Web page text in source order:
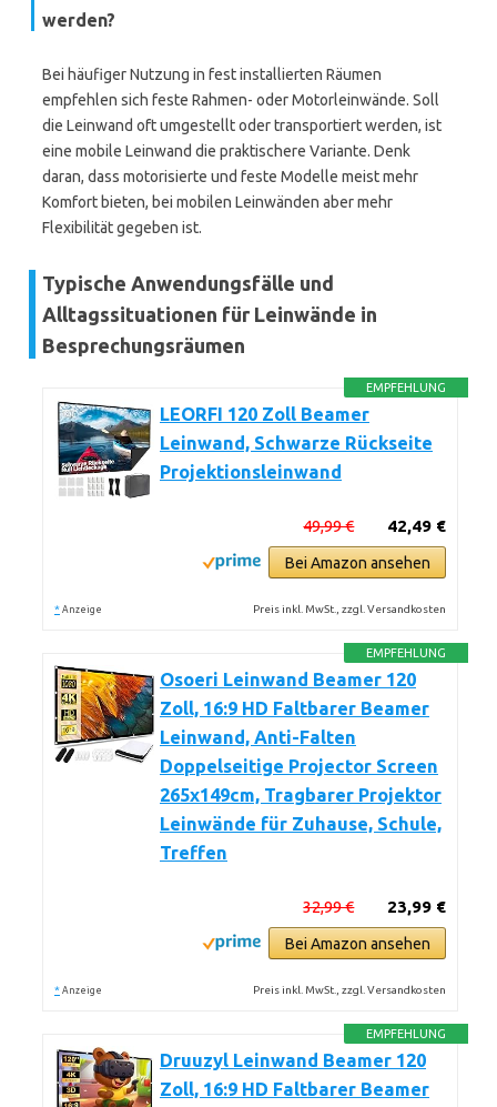
werden?
Bei häufiger Nutzung in fest installierten Räumen
empfehlen sich feste Rahmen- oder Motorleinwände. Soll
die Leinwand oft umgestellt oder transportiert werden, ist
eine mobile Leinwand die praktischere Variante. Denk
daran, dass motorisierte und feste Modelle meist mehr
Komfort bieten, bei mobilen Leinwänden aber mehr
Flexibilität gegeben ist.
Typische Anwendungsfälle und
Alltagssituationen für Leinwände in
Besprechungsräumen
EMPFEHLUNG
LEORFI 120 Zoll Beamer
Leinwand, Schwarze Rückseite
Projektionsleinwand
42,49 €
49,99 €
Bei Amazon ansehen
* Anzeige Preis inkl. MwSt., zzgl. Versandkosten
EMPFEHLUNG
Osoeri Leinwand Beamer 120
Zoll, 16:9 HD Faltbarer Beamer
Leinwand, Anti-Falten
Doppelseitige Projector Screen
265x149cm, Tragbarer Projektor
Leinwände für Zuhause, Schule,
Treffen
23,99 €
32,99 €
Bei Amazon ansehen
* Anzeige Preis inkl. MwSt., zzgl. Versandkosten
EMPFEHLUNG
Druuzyl Leinwand Beamer 120
Zoll, 16:9 HD Faltbarer Beamer